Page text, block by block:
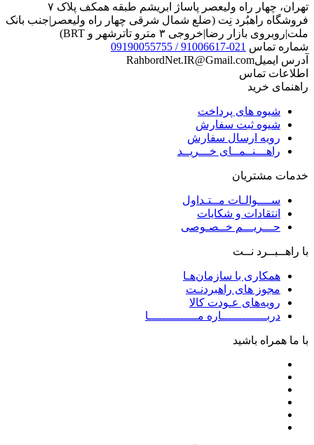
تهران، چهار راه ولیعصر پاساژ ابریشم طبقه همکف پلاک ۷
فروشگاه راهبُرد نِت (ضلع شمال شرقی چهار راه ولیعصر|جنب بانک
ملت|روبروی بازار رضا|خروجی ۳ مترو تاترشهر و BRT)‎‎
شماره تماس 021-91006617 / 09190055755
آدرس ایمیلRahbordNet.IR@Gmail.com
اطلاعات تماس
راهنمای خرید
شیوه های پرداخت
شیوه ثبت سفارش
رویه ارسال سفارش
راهـــنــمــای خـــریــد
خدمات مشتریان
ســــوالـات مــتـداول
انتقادات و شکایات
حـــریـــم خــصـوصی
با راهــبــرد نــت
همکاری با سازمان‌هـا
مجوز های راهبردنـت
رویه‌های عـودت کالا
دربـــــــــــــاره مــــــــــــــا
با ما همراه باشید